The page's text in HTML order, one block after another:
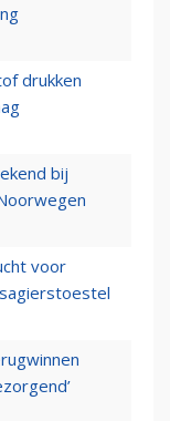
drukken
bij
voor